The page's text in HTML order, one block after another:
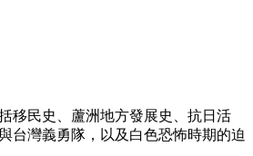
移民史、蘆洲地方發展史、抗日活
台灣義勇隊，以及白色恐怖時期的迫